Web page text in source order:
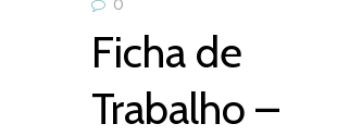
0
Ficha de
Trabalho –